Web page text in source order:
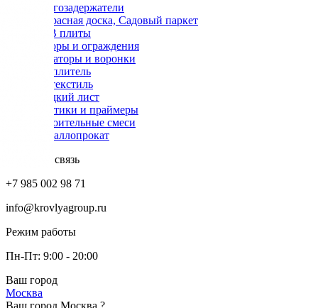
Снегозадержатели
Террасная доска, Садовый паркет
OSB плиты
Заборы и ограждения
Аэраторы и воронки
Утеплитель
Геотекстиль
Гладкий лист
Мастики и праймеры
Строительные смеси
Металлопрокат
Обратная связь
+7 985 002 98 71
info@krovlyagroup.ru
Режим работы
Пн-Пт: 9:00 - 20:00
Ваш город
Москва
Ваш город Москва ?